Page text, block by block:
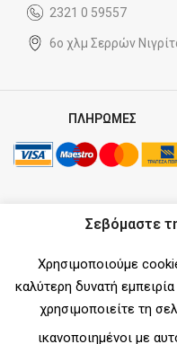
2321 0 59557
6ο χλμ Σερρών
ΠΛΗΡΩΜΕΣ
ΣΥΝΕΡΓΑΤΗΣ
Σεβόμαστε
Χρησιμοποιούμε
καλύτερη δυνατή
χρησιμοποιείτε τη
ικανοποιημένοι με